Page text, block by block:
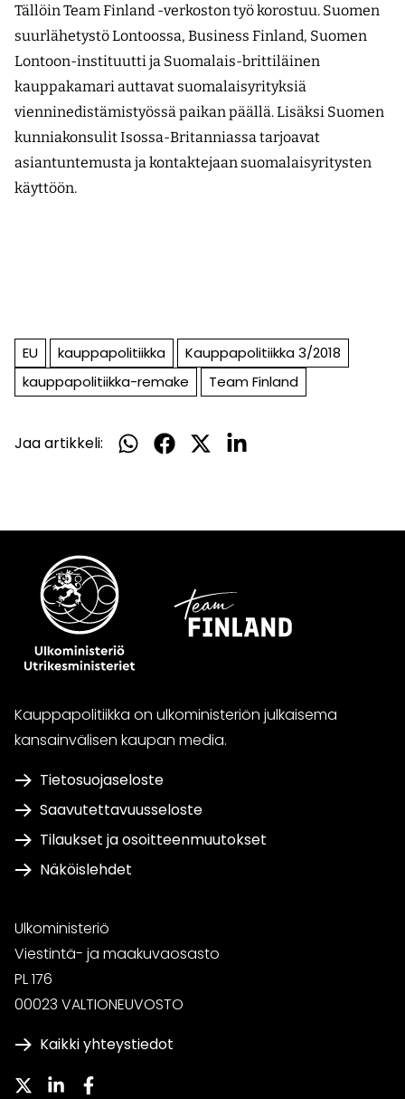
Tällöin Team Finland -verkoston työ korostuu. Suomen
suurlähetystö Lontoossa, Business Finland, Suomen
Lontoon-instituutti ja Suomalais-brittiläinen
kauppakamari auttavat suomalaisyrityksiä
vienninedistämistyössä paikan päällä. Lisäksi Suomen
kunniakonsulit Isossa-Britanniassa tarjoavat
asiantuntemusta ja kontaktejaan suomalaisyritysten
käyttöön.
EU kauppapolitiikka
Kauppapolitiikka 3/2018
kauppapolitiikka-remake
Team Finland
Jaa artikkeli:
Jaa
Jaa
Jaa
Jaa
Kauppapolitiikka on ulkoministeriön julkaisema
kansainvälisen kaupan media.
Tietosuojaseloste
Saavutettavuusseloste
Tilaukset ja osoitteenmuutokset
Näköislehdet
Ulkoministeriö
Viestintä- ja maakuvaosasto
PL 176
00023 VALTIONEUVOSTO
Kaikki yhteystiedot